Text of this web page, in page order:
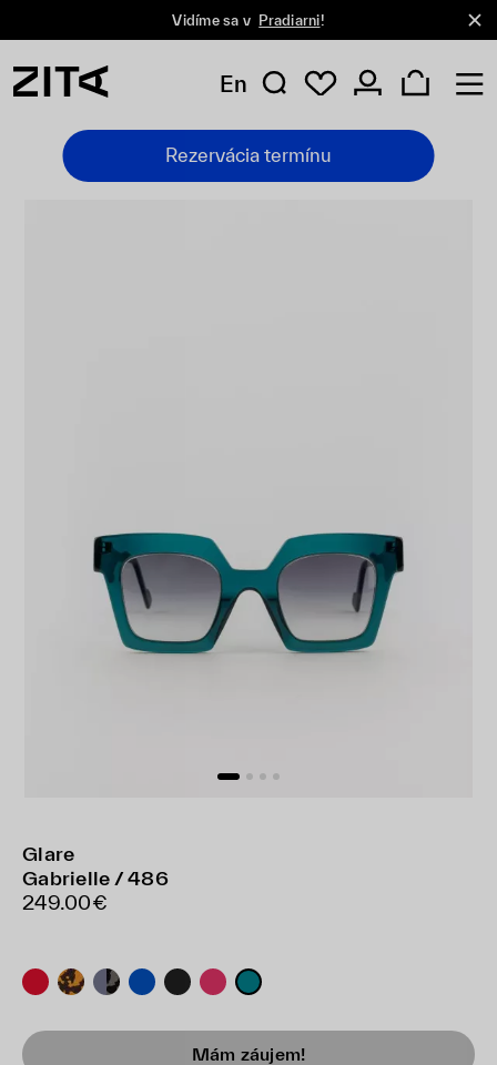
Vidíme sa v Pradiarni!
En
Rezervácia termínu
Glare
Gabrielle / 486
249.00€
Mám záujem!